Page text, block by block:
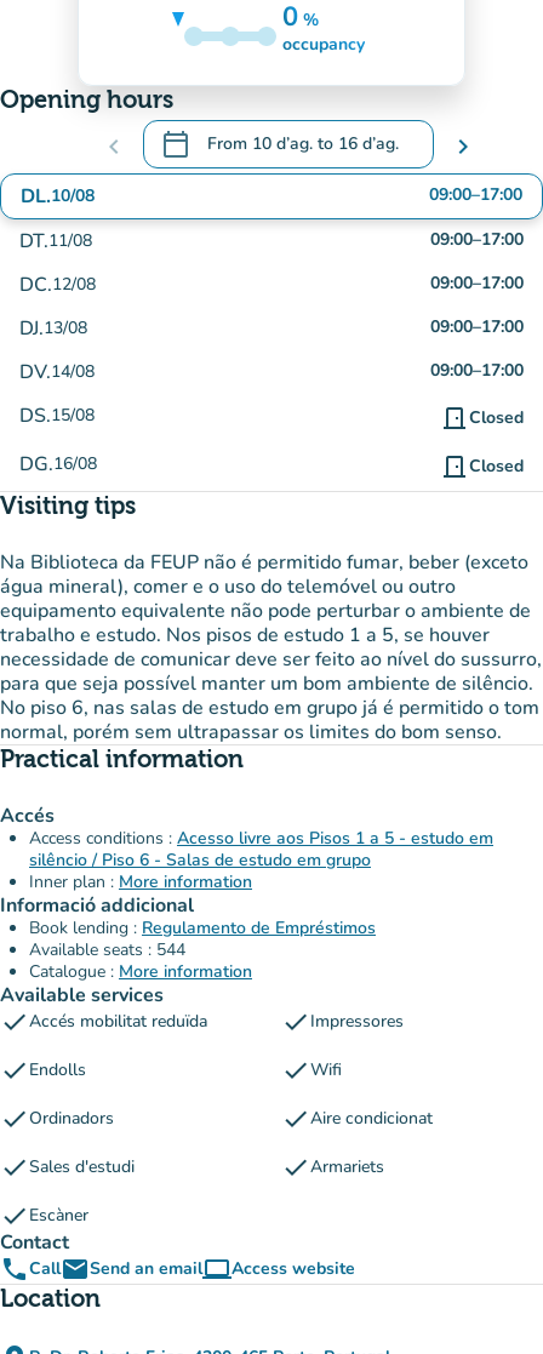
0 %
5%
occupancy
Opening hours
chevron_left calendar_today From 10 d’ag. to 16 d’ag.
.Open the calendar to change dates
chevron_right
DL.10/08 09:00–17:00
DT.11/08 09:00–17:00
DC.12/08 09:00–17:00
DJ.13/08 09:00–17:00
DV.14/08 09:00–17:00
DS.15/08 door_front Closed
DG.16/08 door_front Closed
Visiting tips
Na Biblioteca da FEUP não é permitido fumar, beber (exceto
água mineral), comer e o uso do telemóvel ou outro
equipamento equivalente não pode perturbar o ambiente de
trabalho e estudo. Nos pisos de estudo 1 a 5, se houver
necessidade de comunicar deve ser feito ao nível do sussurro,
para que seja possível manter um bom ambiente de silêncio.
No piso 6, nas salas de estudo em grupo já é permitido o tom
normal, porém sem ultrapassar os limites do bom senso.
Practical information
Accés
Access conditions : Acesso livre aos Pisos 1 a 5 - estudo em
silêncio / Piso 6 - Salas de estudo em grupo
Inner plan : More information
Informació addicional
Book lending : Regulamento de Empréstimos
Available seats : 544
Catalogue : More information
Available services
checkAccés mobilitat reduïda check Impressores
check Endolls checkWifi
checkOrdinadors checkAire condicionat
checkSales d'estudi checkArmariets
check Escàner
Contact
phoneCallemailSend an emailcomputerAccess website
(new tab)
Location